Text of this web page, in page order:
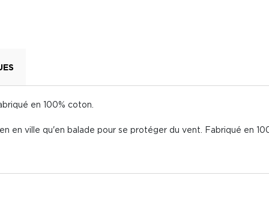
en 100% coton.
en ville qu'en balade pour se protéger du vent. Fabriqué en